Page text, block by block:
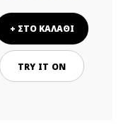
+ ΣΤΟ ΚΑΛΑΘΙ
TRY IT ON